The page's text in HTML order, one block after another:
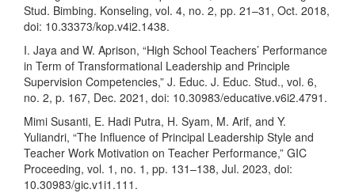
Stud. Bimbing. Konseling, vol. 4, no. 2, pp. 21–31, Oct. 2018,
doi: 10.33373/kop.v4i2.1438.
I. Jaya and W. Aprison, “High School Teachers’ Performance
in Term of Transformational Leadership and Principle
Supervision Competencies,” J. Educ. J. Educ. Stud., vol. 6,
no. 2, p. 167, Dec. 2021, doi: 10.30983/educative.v6i2.4791.
Mimi Susanti, E. Hadi Putra, H. Syam, M. Arif, and Y.
Yuliandri, “The Influence of Principal Leadership Style and
Teacher Work Motivation on Teacher Performance,” GIC
Proceeding, vol. 1, no. 1, pp. 131–138, Jul. 2023, doi:
10.30983/gic.v1i1.111.